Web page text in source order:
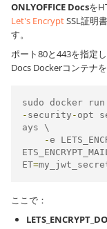
ONLYOFFICE Docsを
Let's EncryptSSL証明
す。
ポート80と443を指定
Docs Dockerコンテナ
sudo docker run
- security - opt
ays \
-e
ET=
ここで：